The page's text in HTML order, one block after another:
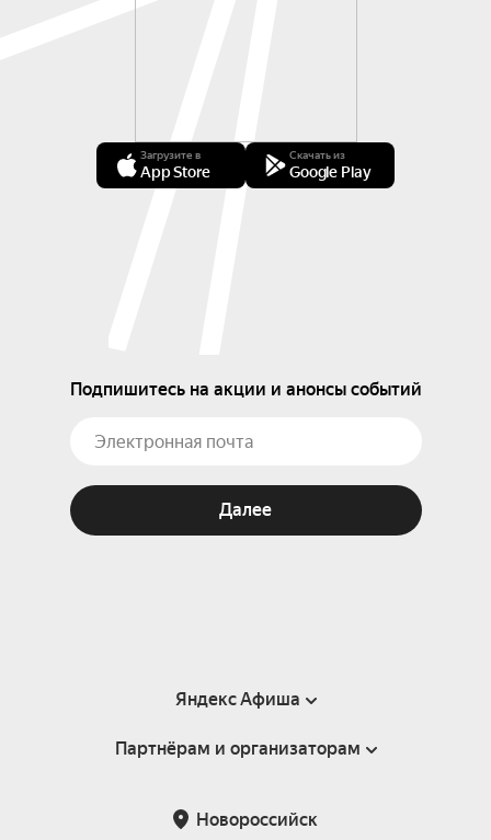
Загрузите в
App Store
Скачать из
Google Play
Подпишитесь на акции и анонсы событий
Далее
Яндекс Афиша
Справка
Подарочные сертификаты
Партнёрам и организаторам
Новороссийск